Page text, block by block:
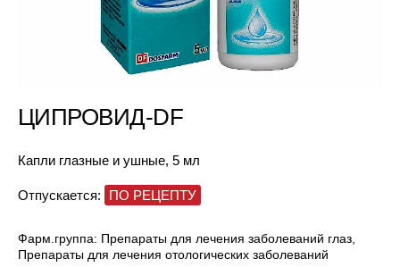
ЦИПРОВИД-DF
Капли глазные и ушные, 5 мл
Отпускается: ПО РЕЦЕПТУ
Фарм.группа: Препараты для лечения заболеваний глаз
Препараты для лечения отологических заболеваний